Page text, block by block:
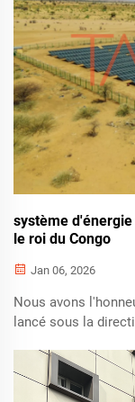
système
le roi du Congo
Jan 06, 2026
Nous avons
lancé sous la
électricité durable
Bunkeya. Ce